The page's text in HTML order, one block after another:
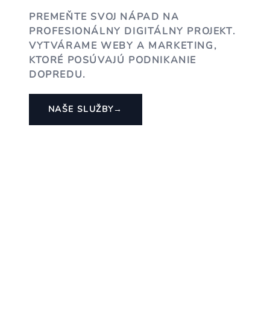
PREMEŇTE SVOJ NÁPAD NA
PROFESIONÁLNY DIGITÁLNY PROJEKT.
VYTVÁRAME WEBY A MARKETING,
KTORÉ POSÚVAJÚ PODNIKANIE
DOPREDU.
NAŠE SLUŽBY→